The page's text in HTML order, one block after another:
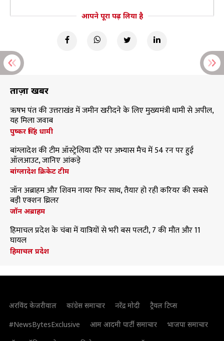
आपने पूरा पढ़ लिया है
ताज़ा खबरें
ऋषभ पंत की उत्तराखंड में जमीन खरीदने के लिए मुख्यमंत्री धामी से अपील,
यह मिला जवाब
पुष्कर सिंह धामी
बांग्लादेश की टीम ऑस्ट्रेलिया दौरे पर अभ्यास मैच में 54 रन पर हुई
ऑलआउट, जानिए आंकड़े
बांग्लादेश क्रिकेट टीम
जॉन अब्राहम और शिवम नायर फिर साथ, तैयार हो रही करियर की सबसे
बड़ी एक्शन थ्रिलर
जॉन अब्राहम
हिमाचल प्रदेश के चंबा में यात्रियों से भरी बस पलटी, 7 की मौत और 11
घायल
हिमाचल प्रदेश
अरविंद केजरीवाल कांग्रेस समाचार नरेंद्र मोदी
ट्रैवल टिप्स
#NewsBytesExclusive
आम आदमी पार्टी समाचार
भाजपा समाचार